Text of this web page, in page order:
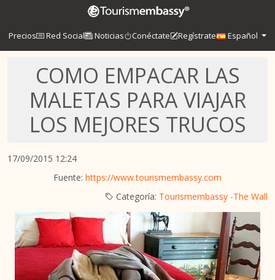
Precios Red Social Noticias Conéctate Regístrate Español
COMO EMPACAR LAS
MALETAS PARA VIAJAR
LOS MEJORES TRUCOS
17/09/2015 12:24
Fuente: https://www.tourismembassy.com
Categoría: Tourismembassy -The Wall